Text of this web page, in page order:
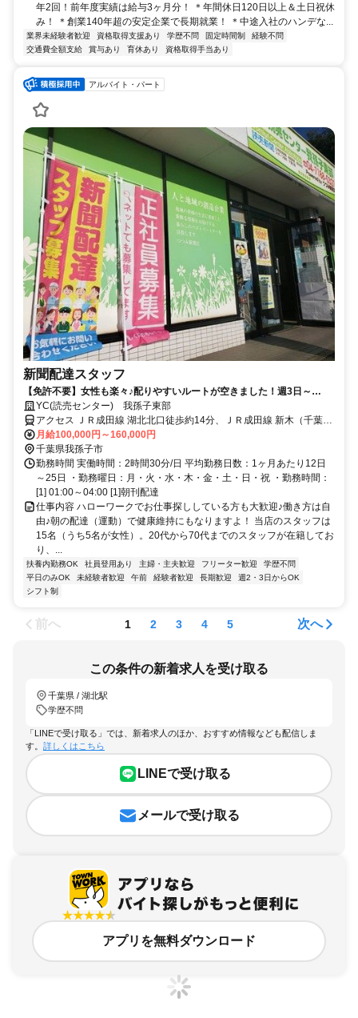
年2回！前年度実績は給与3ヶ月分！ ＊年間休日120日以上＆土日祝休
み！ ＊創業140年超の安定企業で長期就業！ ＊中途入社のハンデな...
業界未経験者歓迎 資格取得支援あり 学歴不問 固定時間制
経験不問
交通費全額支給
賞与あり 育休あり 資格取得手当あり
アルバイト・パート
新聞配達スタッフ
【免許不要】女性も楽々♪配りやすいルートが空きました！週3日～
OK！未経験・Wワーク・扶養内勤務OK
YC(読売センター) 我孫子東部
アクセス ＪＲ成田線 湖北北口徒歩約14分、ＪＲ成田線 新木（千葉
県）北口徒歩約24分、ＪＲ成田線 東我孫子北口徒歩約47分 JR常磐線
天王台駅より車で10分・JR常磐線（野田線）柏駅より車で20分
月給100,000円～160,000円
千葉県我孫子市
勤務時間 実働時間：2時間30分/日 平均勤務日数：1ヶ月あたり12日
～25日 ・勤務曜日：月・火・水・木・金・土・日・祝 ・勤務時間：
[1] 01:00～04:00 [1]朝刊配達
仕事内容 ハローワークでお仕事探ししている方も大歓迎♪働き方は自
由♪朝の配達（運動）で健康維持にもなりますよ！ 当店のスタッフは
15名（うち5名が女性）。20代から70代までのスタッフが在籍してお
り、...
扶養内勤務OK 社員登用あり 主婦・主夫歓迎 フリーター歓迎
学歴不問
平日のみOK
未経験者歓迎 午前 経験者歓迎 長期歓迎
週2・3日からOK
シフト制
前へ 1 2 3 4 5 次へ
この条件の新着求人を受け取る
千葉県 / 湖北駅
学歴不問
「LINEで受け取る」では、新着求人のほか、おすすめ情報なども配信しま
す。 詳しくはこちら
LINEで受け取る
メールで受け取る
アプリを無料ダウンロード